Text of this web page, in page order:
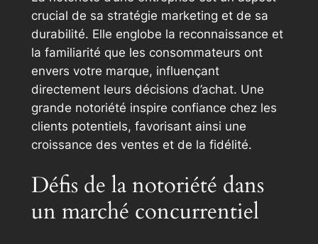
crucial de sa stratégie marketing et de sa
durabilité. Elle englobe la reconnaissance et
la familiarité que les consommateurs ont
envers votre marque, influençant
directement leurs décisions d’achat. Une
grande notoriété inspire confiance chez les
clients potentiels, favorisant ainsi une
croissance des ventes et de la fidélité.
Défis de la notoriété dans
un marché concurrentiel